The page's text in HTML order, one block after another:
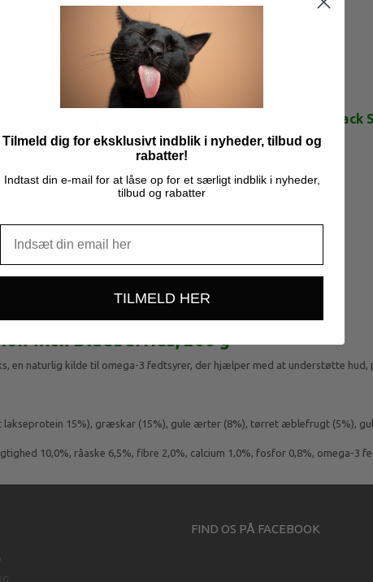
Læg i kurv
Model/varenr.:
Carnilove Dog Crunchy
Mere information
with Blueberries, 200 g
en naturlig kilde til omega-3 fedtsyrer, der hjælper med at understøtte hud,
lakseprotein 15%), græskar (15%), gule ærter (8%), tørret æblefrugt (5%),
10,0%, råaske 6,5%, fibre 2,0%, calcium 1,0%, fosfor 0,8%, omega-3
FIND OS PÅ FACEBOOK
Tilmeld dig for eksklusivt indblik i nyheder, tilbud og
rabatter!
Indtast din e-mail for at låse op for et særligt indblik i nyheder,
tilbud og rabatter
TILMELD HER